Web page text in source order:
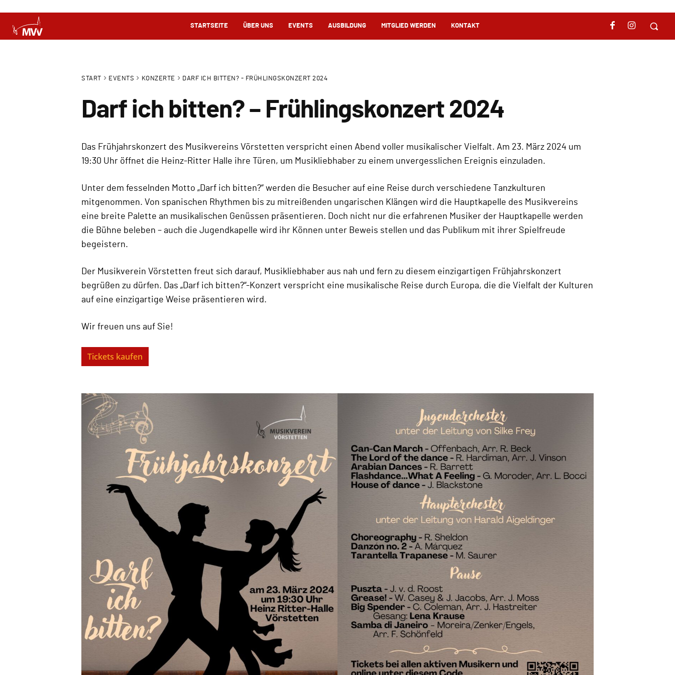
STARTSEITE ÜBER UNS EVENTS AUSBILDUNG MITGLIED WERDEN KONTAKT
START EVENTS KONZERTE DARF ICH BITTEN? - FRÜHLINGSKONZERT 2024
Darf ich bitten? – Frühlingskonzert 2024
Das Frühjahrskonzert des Musikvereins Vörstetten verspricht einen Abend voller musikalischer Vielfalt. Am 23. März 2024 um
19:30 Uhr öffnet die Heinz-Ritter Halle ihre Türen, um Musikliebhaber zu einem unvergesslichen Ereignis einzuladen.
Unter dem fesselnden Motto „Darf ich bitten?“ werden die Besucher auf eine Reise durch verschiedene Tanzkulturen
mitgenommen. Von spanischen Rhythmen bis zu mitreißenden ungarischen Klängen wird die Hauptkapelle des Musikvereins
eine breite Palette an musikalischen Genüssen präsentieren. Doch nicht nur die erfahrenen Musiker der Hauptkapelle werden
die Bühne beleben – auch die Jugendkapelle wird ihr Können unter Beweis stellen und das Publikum mit ihrer Spielfreude
begeistern.
Der Musikverein Vörstetten freut sich darauf, Musikliebhaber aus nah und fern zu diesem einzigartigen Frühjahrskonzert
begrüßen zu dürfen. Das „Darf ich bitten?“-Konzert verspricht eine musikalische Reise durch Europa, die die Vielfalt der Kulturen
auf eine einzigartige Weise präsentieren wird.
Wir freuen uns auf Sie!
Tickets kaufen